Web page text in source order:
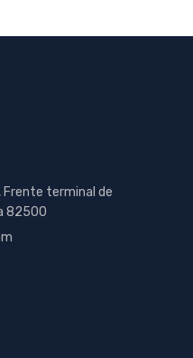
Frente terminal de
82500